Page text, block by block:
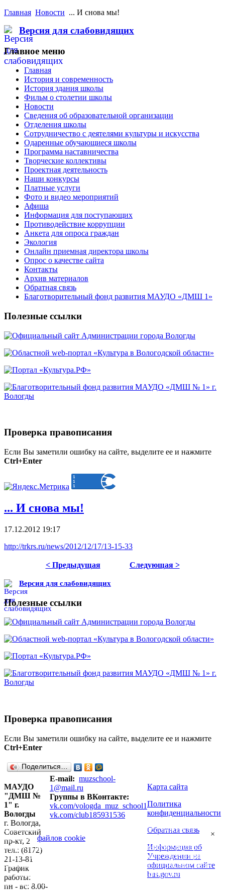
Главная Новости ... И снова мы!
Версия для слабовидящих
Главное меню
Главная
История и современность
История здания школы
Фильм о столетии школы
Новости
Сведения об образовательной организации
Отделения школы
Сотрудничество с деятелями культуры и искусства
Одаренные обучающиеся школы
Программа наставничества
Творческие коллективы
Проектная деятельность
Наши конкурсы
Платные услуги
Фото и видео мероприятий
Афиша
Информация для поступающих
Противодействие коррупции
Анкета для опроса граждан
Экология
Онлайн приемная директора школы
Опрос о качестве сайта
Контакты
Архив материалов
Обратная связь
Благотворительный фонд развития МАУДО «ДМШ 1»
Полезные ссылки
Проверка правописания
Если Вы заметили ошибку на сайте, выделите ее и нажмите
Ctrl+Enter
... И снова мы!
17.12.2012 19:17
http://trkrs.ru/news/2012/12/17/13-15-33
< Предыдущая Следующая >
Версия для слабовидящих
Полезные ссылки
Проверка правописания
Если Вы заметили ошибку на сайте, выделите ее и нажмите
Ctrl+Enter
Поделиться…
МАУДО
"ДМШ №
1" г.
Вологды
г. Вологда,
Советский
пр-кт, 2
тел.: (8172)
21-13-81
График
работы:
пн - вс: 8.00-
E-mail: muzschool-
1@mail.ru
Группы в ВКонтакте:
vk.com/vologda_muz_school1
vk.com/club185931536
Карта сайта
Политика
конфиденциальности
Обратная связь
Информация об
Учреждении на
официальном сайте
bus.gov.ru
Продолжая использовать наш сайт, вы даете согласие на
обработку файлов cookie , пользовательских данных (сведения о
местоположении; тип и версия ОС; тип и версия Браузера; тип
устройства и разрешение его экрана; источник откуда пришел на
сайт пользователь; с какого сайта или по какой рекламе; язык
ОС и Браузера; какие страницы открывает и на какие кнопки
нажимает пользователь; ip-адрес) в целях функционирования
×